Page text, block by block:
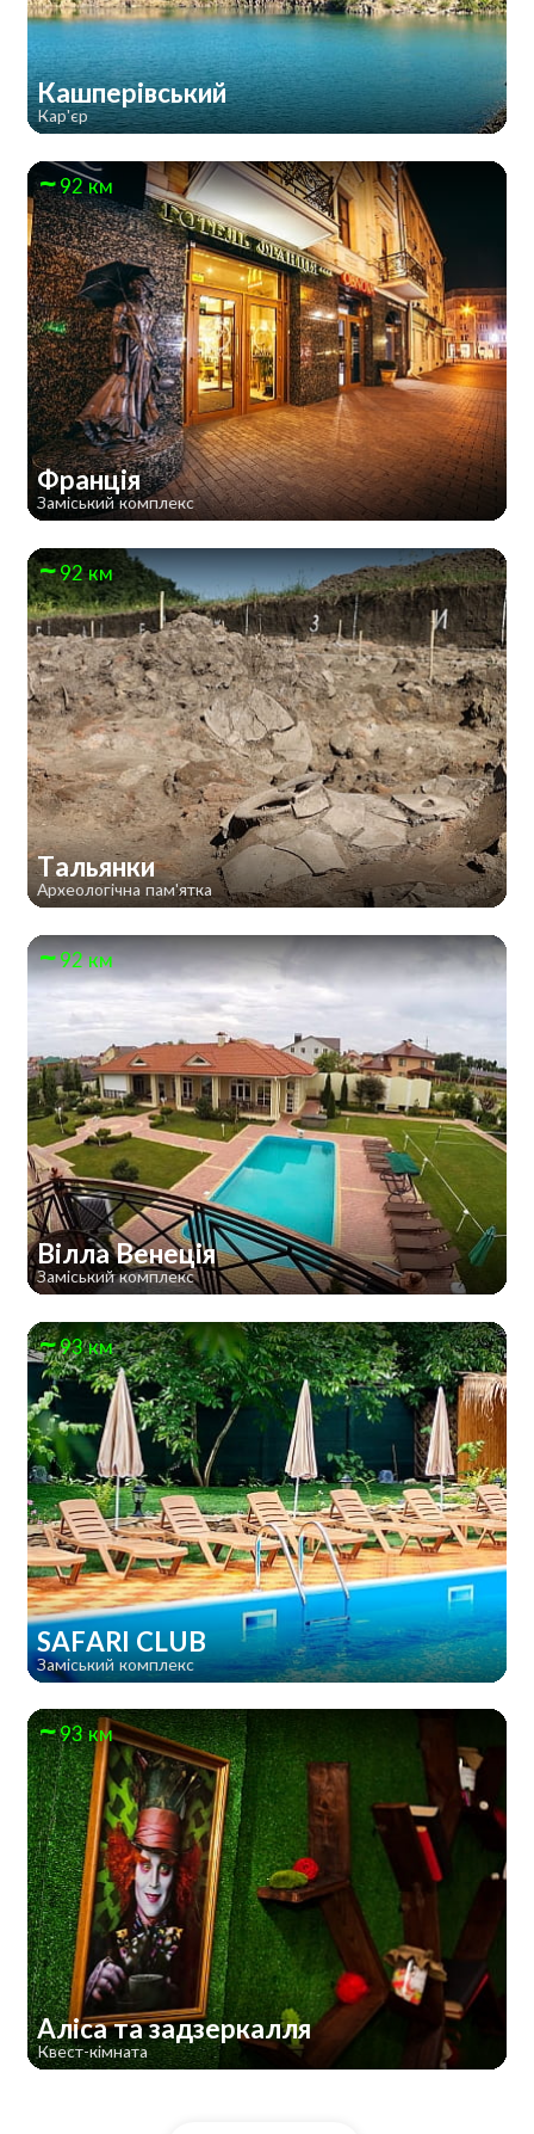
Кашперівський
Кар'єр
92 км
Франція
Заміський комплекс
92 км
Тальянки
Археологічна пам'ятка
92 км
Вілла Венеція
Заміський комплекс
93 км
SAFARI CLUB
Заміський комплекс
93 км
Алiса та задзеркалля
Квест-кімната